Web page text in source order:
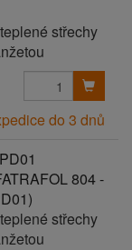
střechy
do 3 dnů
804 -
střechy